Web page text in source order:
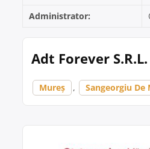
Administrator:
Adt Forever
Mureș , Sangeorgiu De